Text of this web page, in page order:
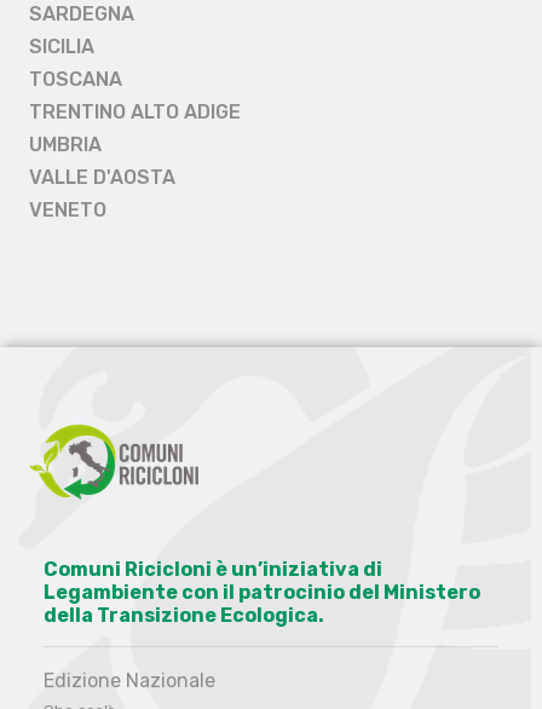
SARDEGNA
SICILIA
TOSCANA
TRENTINO ALTO ADIGE
UMBRIA
VALLE D'AOSTA
VENETO
Comuni Ricicloni è un’iniziativa di
Legambiente con il patrocinio del Ministero
della Transizione Ecologica.
Edizione Nazionale